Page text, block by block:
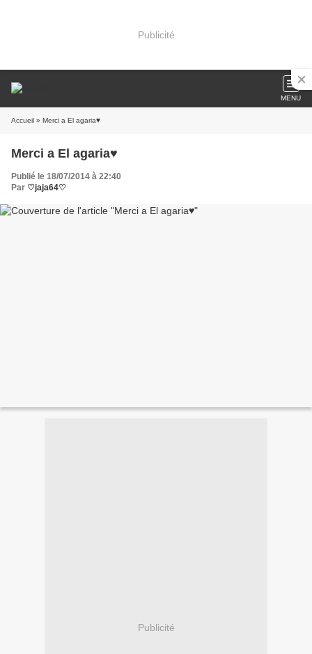
Publicité
MENU
Accueil » Merci a El agaria♥
Merci a El agaria♥
Publié le 18/07/2014 à 22:40
Par ♡jaja64♡
Publicité